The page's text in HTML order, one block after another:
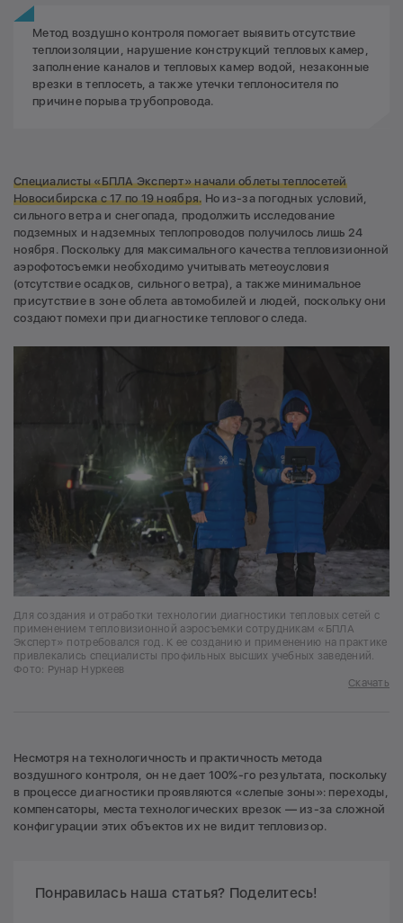
Метод воздушно контроля помогает выявить отсутствие
теплоизоляции, нарушение конструкций тепловых камер,
заполнение каналов и тепловых камер водой, незаконные
врезки в теплосеть, а также утечки теплоносителя по
причине порыва трубопровода.
Специалисты «БПЛА Эксперт» начали облеты теплосетей
Новосибирска с 17 по 19 ноября. Но из-за погодных условий,
сильного ветра и снегопада, продолжить исследование
подземных и надземных теплопроводов получилось лишь 24
ноября. Поскольку для максимального качества тепловизионной
аэрофотосъемки необходимо учитывать метеоусловия
(отсутствие осадков, сильного ветра), а также минимальное
присутствие в зоне облета автомобилей и людей, поскольку они
создают помехи при диагностике теплового следа.
Для создания и отработки технологии диагностики тепловых сетей с
применением тепловизионной аэросъемки сотрудникам «БПЛА
Эксперт» потребовался год. К ее созданию и применению на практике
привлекались специалисты профильных высших учебных заведений.
Фото: Рунар Нуркеев
Скачать
Несмотря на технологичность и практичность метода
воздушного контроля, он не дает 100%-го результата, поскольку
в процессе диагностики проявляются «слепые зоны»: переходы,
компенсаторы, места технологических врезок — из-за сложной
конфигурации этих объектов их не видит тепловизор.
Понравилась наша статья? Поделитесь!